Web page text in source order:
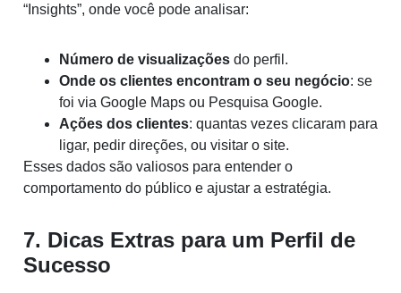
“Insights”, onde você pode analisar:
Número de visualizações do perfil.
Onde os clientes encontram o seu negócio: se
foi via Google Maps ou Pesquisa Google.
Ações dos clientes: quantas vezes clicaram para
ligar, pedir direções, ou visitar o site.
Esses dados são valiosos para entender o
comportamento do público e ajustar a estratégia.
7. Dicas Extras para um Perfil de
Sucesso